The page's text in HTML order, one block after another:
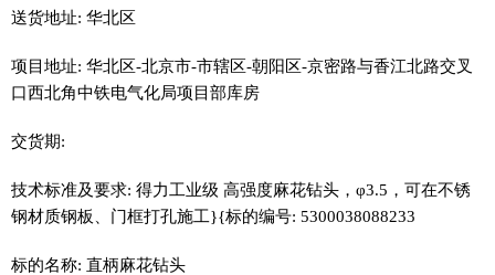
送货地址: 华北区
项目地址: 华北区-北京市-市辖区-朝阳区-京密路与香江北路交叉
口西北角中铁电气化局项目部库房
交货期:
技术标准及要求: 得力工业级 高强度麻花钻头，φ3.5，可在不锈
钢材质钢板、门框打孔施工}{标的编号: 5300038088233
标的名称: 直柄麻花钻头